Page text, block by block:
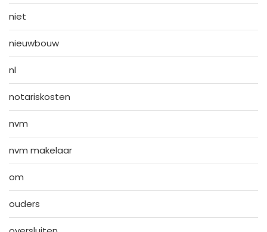
niet
nieuwbouw
nl
notariskosten
nvm
nvm makelaar
om
ouders